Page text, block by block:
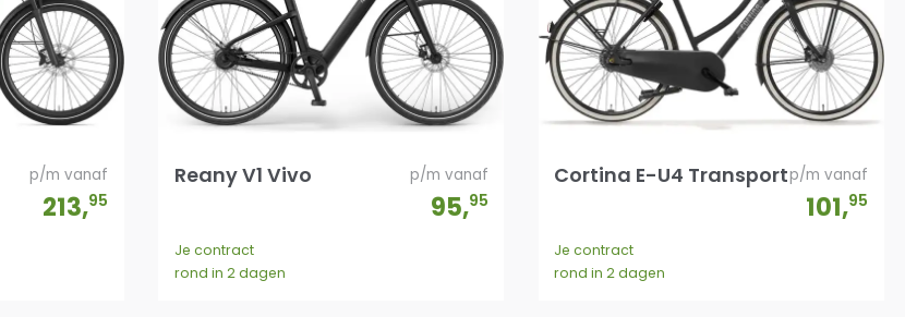
p/m vanaf
213,95
Reany V1 Vivo p/m vanaf
95,95
Je contract
rond in 2 dagen
Cortina E-U4 Transportp/m vanaf
101,95
Je contract
rond in 2 dagen